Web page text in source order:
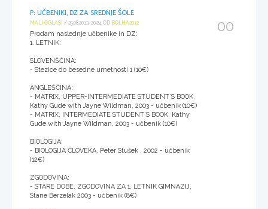
P: UČBENIKI, DZ ZA SREDNJE ŠOLE
MALI OGLASI / 25.08.2013, 20:24 OD BOLHA2012
Prodam naslednje učbenike in DZ:
1. LETNIK:
SLOVENŠČINA:
- Stezice do besedne umetnosti 1 (10€)
ANGLEŠČINA:
- MATRIX, UPPER-INTERMEDIATE STUDENT'S BOOK,
Kathy Gude with Jayne Wildman, 2003 - učbenik (10€)
- MATRIX, INTERMEDIATE STUDENT'S BOOK, Kathy
Gude with Jayne Wildman, 2003 - učbenik (10€)
BIOLOGIJA:
- BIOLOGIJA ČLOVEKA, Peter Stušek , 2002 - učbenik
(12€)
ZGODOVINA:
- STARE DOBE, ZGODOVINA ZA 1. LETNIK GIMNAZIJ,
Stane Berzelak 2003 - učbenik (8€)
00